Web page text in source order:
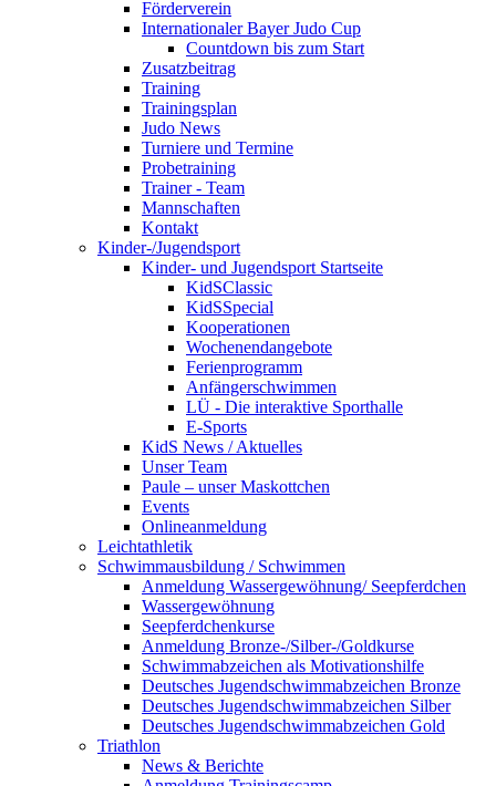
Förderverein
Internationaler Bayer Judo Cup
Countdown bis zum Start
Zusatzbeitrag
Training
Trainingsplan
Judo News
Turniere und Termine
Probetraining
Trainer - Team
Mannschaften
Kontakt
Kinder-/Jugendsport
Kinder- und Jugendsport Startseite
KidSClassic
KidSSpecial
Kooperationen
Wochenendangebote
Ferienprogramm
Anfängerschwimmen
LÜ - Die interaktive Sporthalle
E-Sports
KidS News / Aktuelles
Unser Team
Paule – unser Maskottchen
Events
Onlineanmeldung
Leichtathletik
Schwimmausbildung / Schwimmen
Anmeldung Wassergewöhnung/ Seepferdchen
Wassergewöhnung
Seepferdchenkurse
Anmeldung Bronze-/Silber-/Goldkurse
Schwimmabzeichen als Motivationshilfe
Deutsches Jugendschwimmabzeichen Bronze
Deutsches Jugendschwimmabzeichen Silber
Deutsches Jugendschwimmabzeichen Gold
Triathlon
News & Berichte